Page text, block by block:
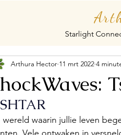
Starlight
Arthura Hector 11 mrt 2022 4
wereld waarin jullie leven